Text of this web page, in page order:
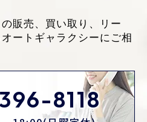
販売、買い取り、リー
オートギャラクシーにご相
8118